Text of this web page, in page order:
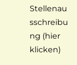
Stellenau
sschreibu
ng (hier
klicken)